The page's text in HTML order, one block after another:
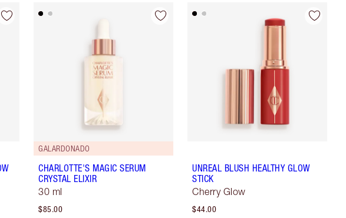
GALARDONADO
CHARLOTTE'S MAGIC SERUM
CRYSTAL ELIXIR
30 ml
$85.00
UNREAL BLUSH HEALTHY GLOW
STICK
Cherry Glow
$44.00